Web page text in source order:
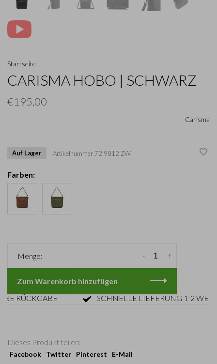
Startseite
CARISMA HOBO | SCHWARZ
€195,00
Carisma
Auf Lager Artikelnummer 72 9812 ZW
Farben:
Menge: +
-
Zum Warenkorb hinzufügen
SCHNELLE LIEFERUNG 1-2
Dieses Produkt teilen:
Facebook Twitter Pinterest E-Mail